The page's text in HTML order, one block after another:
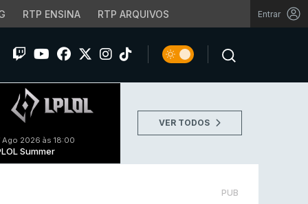
RTP ENSINA RTP ARQUIVOS Entrar
Ago 2026 às 18:00
Summer
VER TODOS
PUB